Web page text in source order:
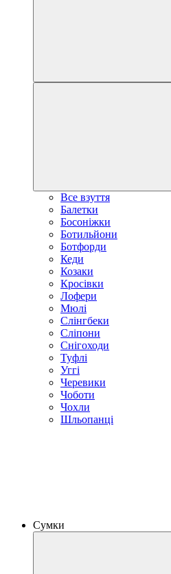
Все взуття
Балетки
Босоніжки
Ботильйони
Ботфорди
Кеди
Козаки
Кросівки
Лофери
Мюлі
Слінгбеки
Сліпони
Снігоходи
Туфлі
Уггі
Черевики
Чоботи
Чохли
Шльопанці
Сумки